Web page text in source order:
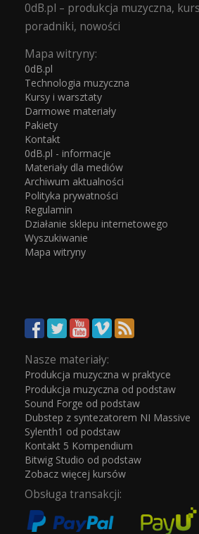
0dB.pl – produkcja muzyczna,
poradniki, nowości
Mapa witryny:
0dB.pl
Technologia muzyczna
Kursy i warsztaty
Darmowe materiały
Pakiety
Kontakt
0dB.pl - informacje
Materiały dla mediów
Archiwum aktualności
Polityka prywatności
Regulamin
Działanie sklepu internetowego
Wyszukiwanie
Mapa witryny
Nasze materiały:
Produkcja muzyczna w praktyce
Produkcja muzyczna od podstaw
Sound Forge od podstaw
Dubstep z syntezatorem NI Massive
Sylenth1 od podstaw
Kontakt 5 Kompendium
Bitwig Studio od podstaw
Zobacz więcej kursów
Obsługa transakcji: